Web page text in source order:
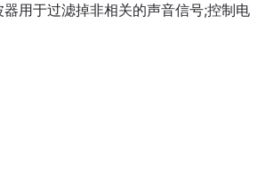
用于过滤掉非相关的声音信号;控制电